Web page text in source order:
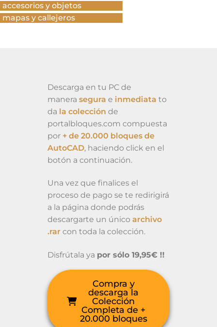
accesorios y objetos
mapas y callejeros
Descarga en tu PC de
manera segura e inmediata to
da la colección de
portalbloques.com compuesta
por + de 20.000 bloques de
AutoCAD, haciendo click en el
botón a continuación.
Una vez que finalices el
proceso de pago se te redirigirá
a la página donde podrás
descargarte un único archivo
.rar con toda la colección.
Disfrútala ya por sólo 19,95€ !!
Compra y
descarga la
Colección
Completa de +
20.000 bloques